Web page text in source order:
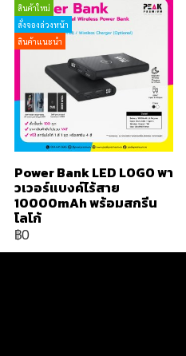
สินค้าใหม่
สั่งจองล่วงหน้า
สินค้าแนะนำ
Power Bank LED LOGO พา
วเวอร์แบงค์ไร้สาย
10000mAh พร้อมสกรีน
โลโก้
฿0